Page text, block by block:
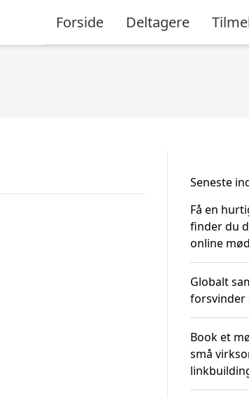
Forside Deltagere
Seneste
Få en
finder du
online
Globalt
forsvinder
Book et
små